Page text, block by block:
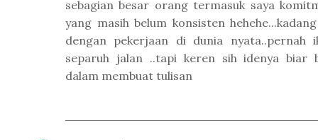
sebagian besar orang termasuk saya
yang masih belum konsisten
dengan pekerjaan di dunia nyata..pernah
separuh jalan ..tapi keren sih idenya biar
dalam membuat tulisan